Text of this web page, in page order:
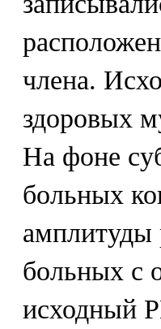
члена.
здоровых
На фоне
больных
амплитуды
больных с
исходный